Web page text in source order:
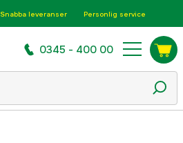
Snabba leveranser Personlig service
0345 - 400 00